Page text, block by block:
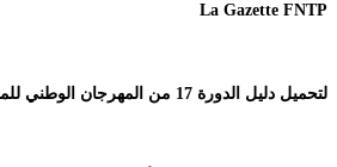
La Gazette FNTP
لتحميل دليل الدورة 17 من المهرجان الوطني للمسرح المحترف